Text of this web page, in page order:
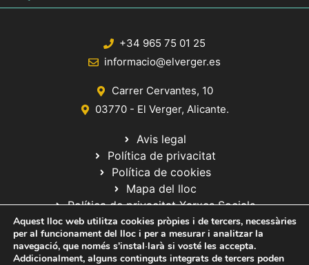
+34 965 75 01 25
informacio@elverger.es
Carrer Cervantes, 10
03770 - El Verger, Alicante.
Avis legal
Política de privacitat
Política de cookies
Mapa del lloc
Política de privacitat Xarxes Socials
Aquest lloc web utilitza cookies pròpies i de tercers, necessàries
per al funcionament del lloc i per a mesurar i analitzar la
navegació, que només s'instal·larà si vosté les accepta.
Addicionalment, alguns continguts integrats de tercers poden